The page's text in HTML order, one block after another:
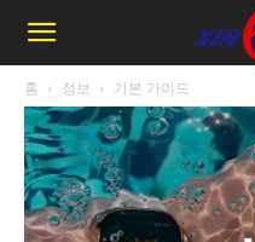
홈 정보 기본 가이드